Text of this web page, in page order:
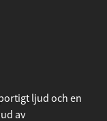
ljud och en
av